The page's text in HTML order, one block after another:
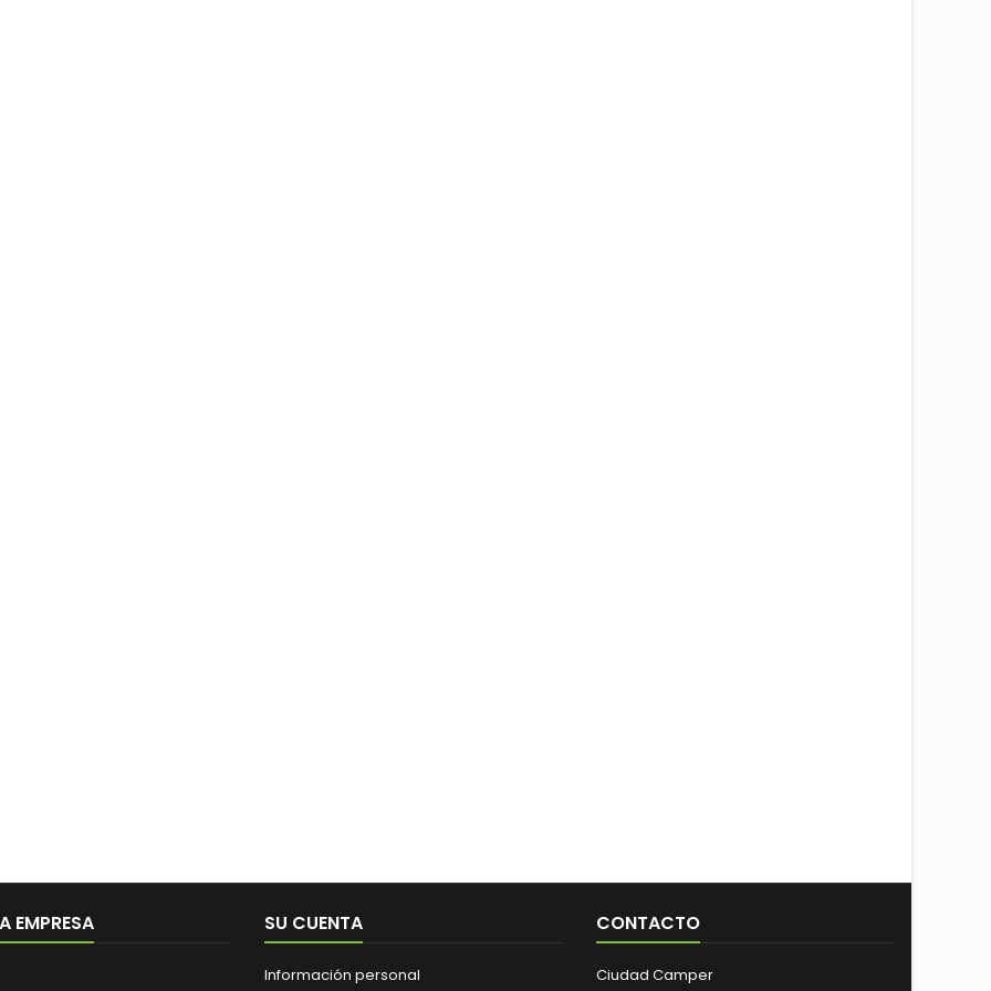
EMPRESA SU CUENTA
Información personal
CONTACTO
Ciudad Camper